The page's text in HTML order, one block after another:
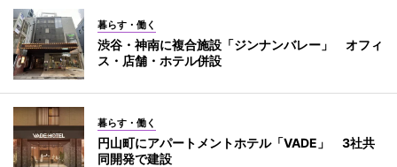
暮らす・働く
渋谷・神南に複合施設「ジンナンバレー」 オフィ
ス・店舗・ホテル併設
暮らす・働く
円山町にアパートメントホテル「VADE」 3社共
同開発で建設